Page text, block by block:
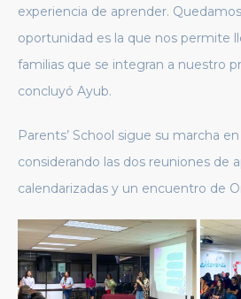
experiencia de aprender.
oportunidad es la que nos permite
familias que se integran a nuestro
concluyó Ayub.
Parents’ School sigue su marcha
considerando las dos reuniones de
calendarizadas y un encuentro de